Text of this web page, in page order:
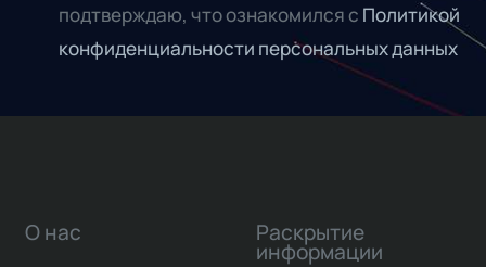
подтверждаю, что ознакомился с Политикой
конфиденциальности персональных данных
О нас Раскрытие
информации